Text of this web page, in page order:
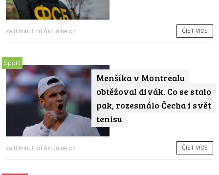
za 8 minut od Aktuálně.cz ČÍST VÍCE
Menšíka v Montrealu
obtěžoval divák. Co se stalo
pak, rozesmálo Čecha i svět
tenisu
Sport
za 8 minut od Aktuálně.cz ČÍST VÍCE